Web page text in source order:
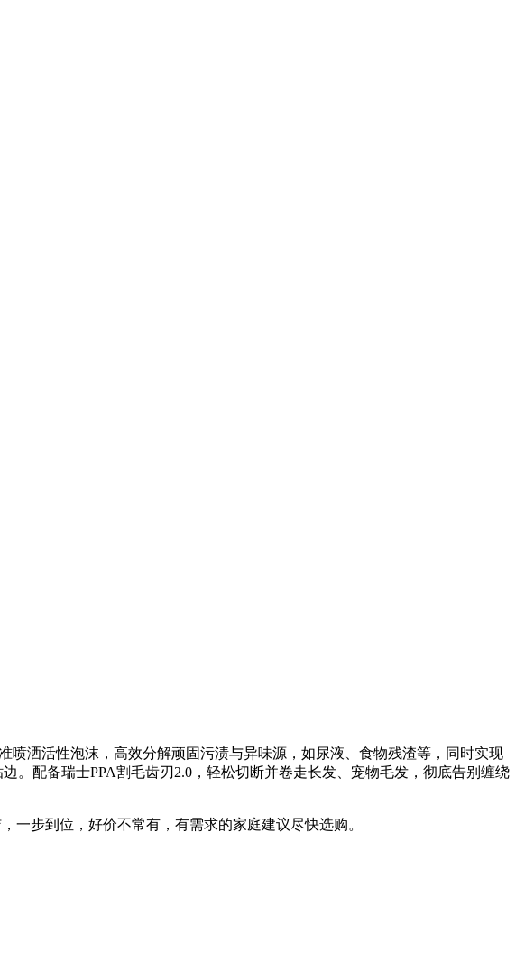
洒活性泡沫，高效分解顽固污渍与异味源，如尿液、食物残渣等，同时实现
。配备瑞士PPA割毛齿刃2.0，轻松切断并卷走长发、宠物毛发，彻底告别缠绕
一步到位，好价不常有，有需求的家庭建议尽快选购。